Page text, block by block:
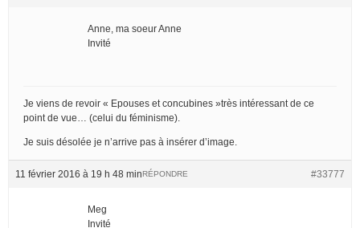
Anne, ma soeur Anne
Invité
Je viens de revoir « Epouses et concubines »très intéressant de ce
point de vue… (celui du féminisme).
Je suis désolée je n’arrive pas à insérer d’image.
11 février 2016 à 19 h 48 min #33777
RÉPONDRE
Meg
Invité